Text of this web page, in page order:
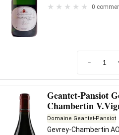
0
-
Geantet-Pansiot
Chambertin
Domaine Geantet-Pansiot
Gevrey-Chambertin